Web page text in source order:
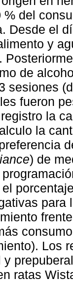
% del
Desde el
y
de
sesiones
fueron
la
la
) de
para
Los
ratas